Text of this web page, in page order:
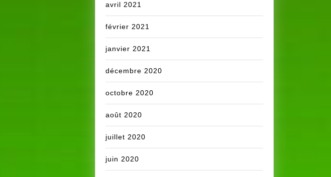
avril 2021
février 2021
janvier 2021
décembre 2020
octobre 2020
août 2020
juillet 2020
juin 2020